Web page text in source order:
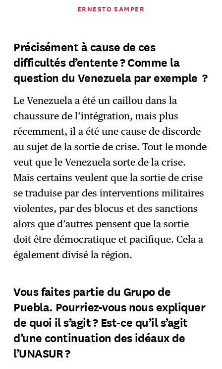
ERNESTO SAMPER
Précisément à cause de ces
difficultés d’entente ? Comme la
question du Venezuela par exemple ?
Le Venezuela a été un caillou dans la
chaussure de l’intégration, mais plus
récemment, il a été une cause de discorde
au sujet de la sortie de crise. Tout le monde
veut que le Venezuela sorte de la crise.
Mais certains veulent que la sortie de crise
se traduise par des interventions militaires
violentes, par des blocus et des sanctions
alors que d’autres pensent que la sortie
doit être démocratique et pacifique. Cela a
également divisé la région.
Vous faites partie du Grupo de
Puebla. Pourriez-vous nous expliquer
de quoi il s’agit ? Est-ce qu’il s’agit
d’une continuation des idéaux de
l’UNASUR ?